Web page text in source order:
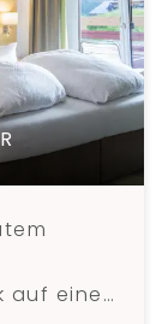
auf eine